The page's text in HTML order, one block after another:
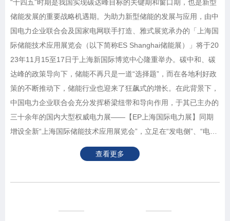
“十四五”时期是我国实现碳达峰目标的关键期和窗口期，也是新型
储能发展的重要战略机遇期。为助力新型储能的发展与应用，由中
国电力企业联合会及国家电网联手打造、雅式展览承办的「上海国
际储能技术应用展览会（以下简称ES Shanghai储能展）」将于20
23年11月15至17日于上海新国际博览中心隆重举办。碳中和、碳
达峰的政策导向下，储能不再只是一道“选择题”，而在各地利好政
策的不断推动下，储能行业也迎来了狂飙式的增长。在此背景下，
中国电力企业联合会充分发挥桥梁纽带和导向作用，于其已主办的
三十余年的国内大型权威电力展——【EP上海国际电力展】同期
增设全新“上海国际储能技术应用展览会”，立足在“发电侧”、“电网
侧”的大储资源优势，围绕“新型储能”、“分布式微电网”、“光储
充”等热门话题，与诸位一起打开新型电力系统下的储能发展新空
查看更多